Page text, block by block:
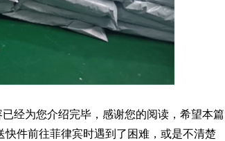
经为您介绍完毕，感谢您的阅读，希望本篇
件前往菲律宾时遇到了困难，或是不清楚